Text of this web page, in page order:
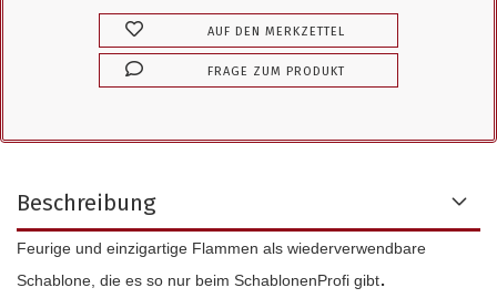
AUF DEN MERKZETTEL
FRAGE ZUM PRODUKT
Beschreibung
Feurige und einzigartige Flammen als wiederverwendbare
Schablone, die es so nur beim SchablonenProfi gibt.